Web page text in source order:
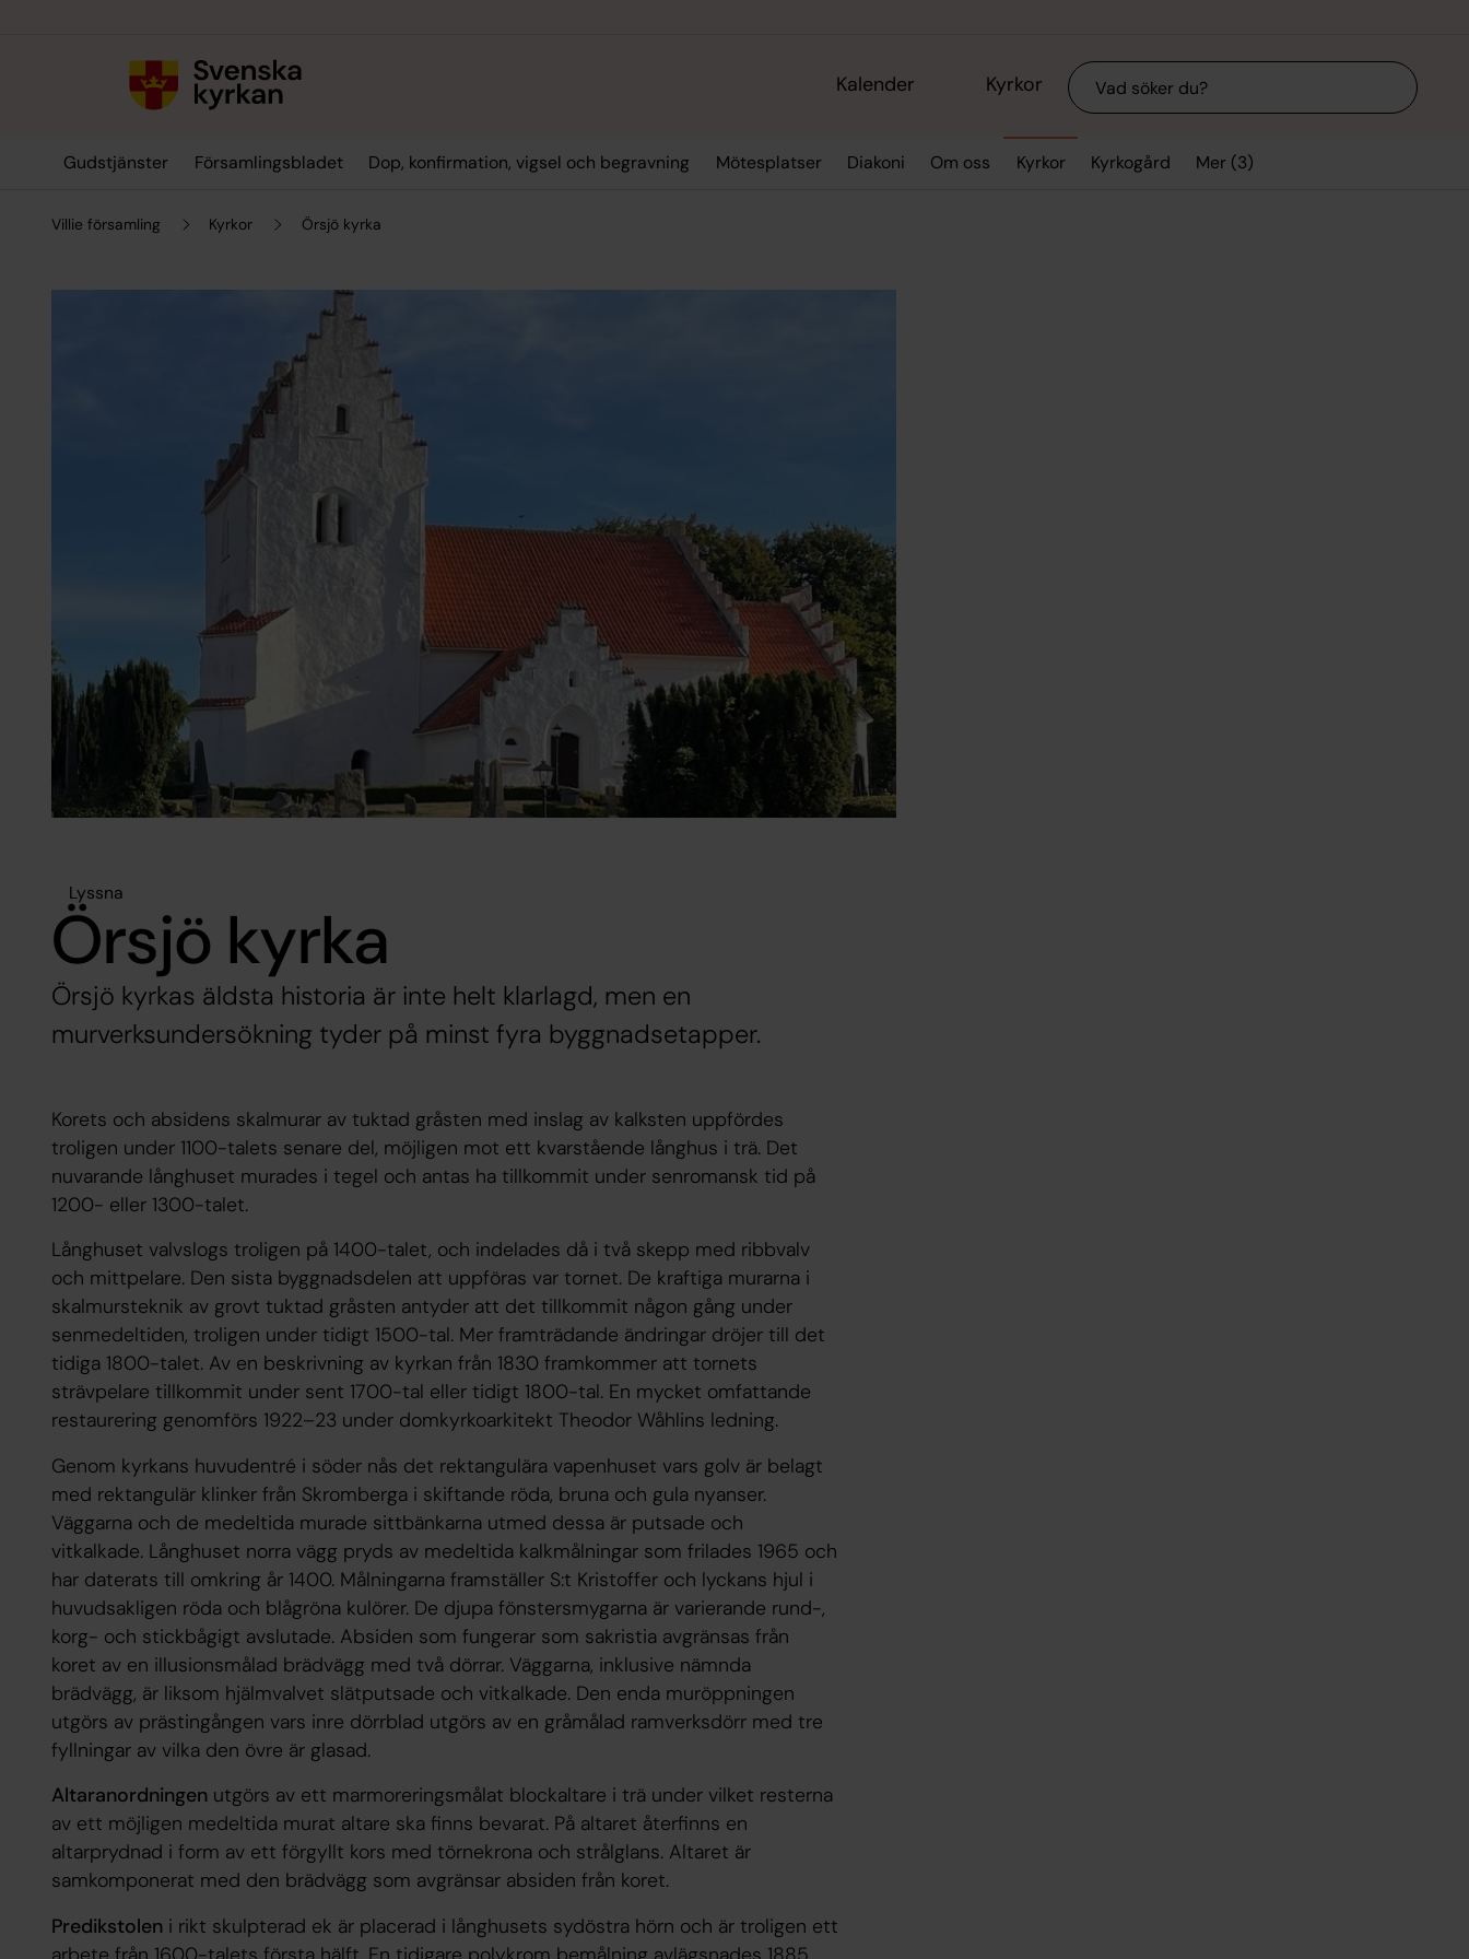
Kalender Kyrkor Sök
Gudstjänster Församlingsbladet Dop, konfirmation, vigsel och begravning Mötesplatser Diakoni Om oss Kyrkor Kyrkogård Mer (3)
Villie församling Kyrkor Örsjö kyrka
Lyssna
Örsjö kyrka
Örsjö kyrkas äldsta historia är inte helt klarlagd, men en
murverksundersökning tyder på minst fyra byggnadsetapper.
Korets och absidens skalmurar av tuktad gråsten med inslag av kalksten uppfördes
troligen under 1100-talets senare del, möjligen mot ett kvarstående långhus i trä. Det
nuvarande långhuset murades i tegel och antas ha tillkommit under senromansk tid på
1200- eller 1300-talet.
Långhuset valvslogs troligen på 1400-talet, och indelades då i två skepp med ribbvalv
och mittpelare. Den sista byggnadsdelen att uppföras var tornet. De kraftiga murarna i
skalmursteknik av grovt tuktad gråsten antyder att det tillkommit någon gång under
senmedeltiden, troligen under tidigt 1500-tal. Mer framträdande ändringar dröjer till det
tidiga 1800-talet. Av en beskrivning av kyrkan från 1830 framkommer att tornets
strävpelare tillkommit under sent 1700-tal eller tidigt 1800-tal. En mycket omfattande
restaurering genomförs 1922–23 under domkyrkoarkitekt Theodor Wåhlins ledning.
Genom kyrkans huvudentré i söder nås det rektangulära vapenhuset vars golv är belagt
med rektangulär klinker från Skromberga i skiftande röda, bruna och gula nyanser.
Väggarna och de medeltida murade sittbänkarna utmed dessa är putsade och
vitkalkade. Långhuset norra vägg pryds av medeltida kalkmålningar som frilades 1965 och
har daterats till omkring år 1400. Målningarna framställer S:t Kristoffer och lyckans hjul i
huvudsakligen röda och blågröna kulörer. De djupa fönstersmygarna är varierande rund-,
korg- och stickbågigt avslutade. Absiden som fungerar som sakristia avgränsas från
koret av en illusionsmålad brädvägg med två dörrar. Väggarna, inklusive nämnda
brädvägg, är liksom hjälmvalvet slätputsade och vitkalkade. Den enda muröppningen
utgörs av prästingången vars inre dörrblad utgörs av en gråmålad ramverksdörr med tre
fyllningar av vilka den övre är glasad.
Altaranordningenutgörs av ett marmoreringsmålat blockaltare i trä under vilket resterna
av ett möjligen medeltida murat altare ska finns bevarat. På altaret återfinns en
altarprydnad i form av ett förgyllt kors med törnekrona och strålglans. Altaret är
samkomponerat med den brädvägg som avgränsar absiden från koret.
Predikstoleni rikt skulpterad ek är placerad i långhusets sydöstra hörn och är troligen ett